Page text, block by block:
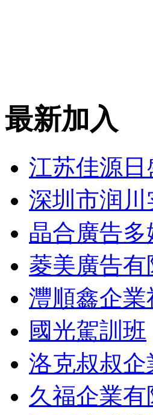
最新加入
江苏佳源
深圳市润
晶合廣告
菱美廣告有
灃順鑫企業
國光駕訓班
洛克叔叔企
久福企業有